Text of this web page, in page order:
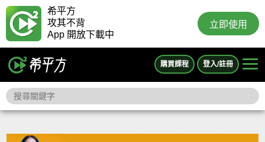
希平方
攻其不背
App 開放下載中
立即使用
購買課程 登入/註冊